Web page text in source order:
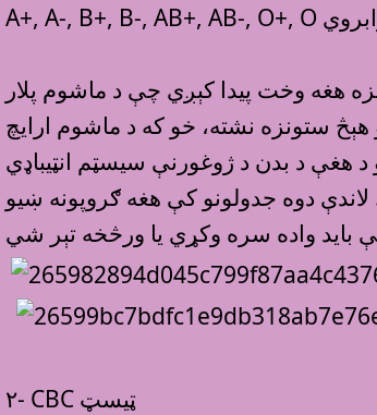
هغه وخت پيدا کېږي چې د ماشوم پلار
ارايچ منفي وي نو هېڅ ستونزه نشته، خو که د ماشوم ارايچ
هغې د بدن د ژوغورنې سيسټم انټيباډي
دوه جدولونو کې هغه ګروپونه ښيو
٢- CBC ټيسټ